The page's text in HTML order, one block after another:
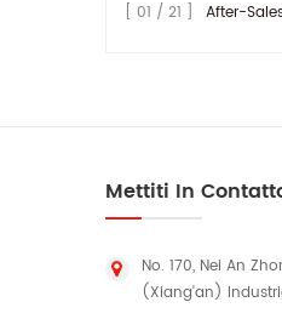
[ 01 / 21 ] After-Sales
Mettiti In
No. 170, Nei An
(Xiang'an)